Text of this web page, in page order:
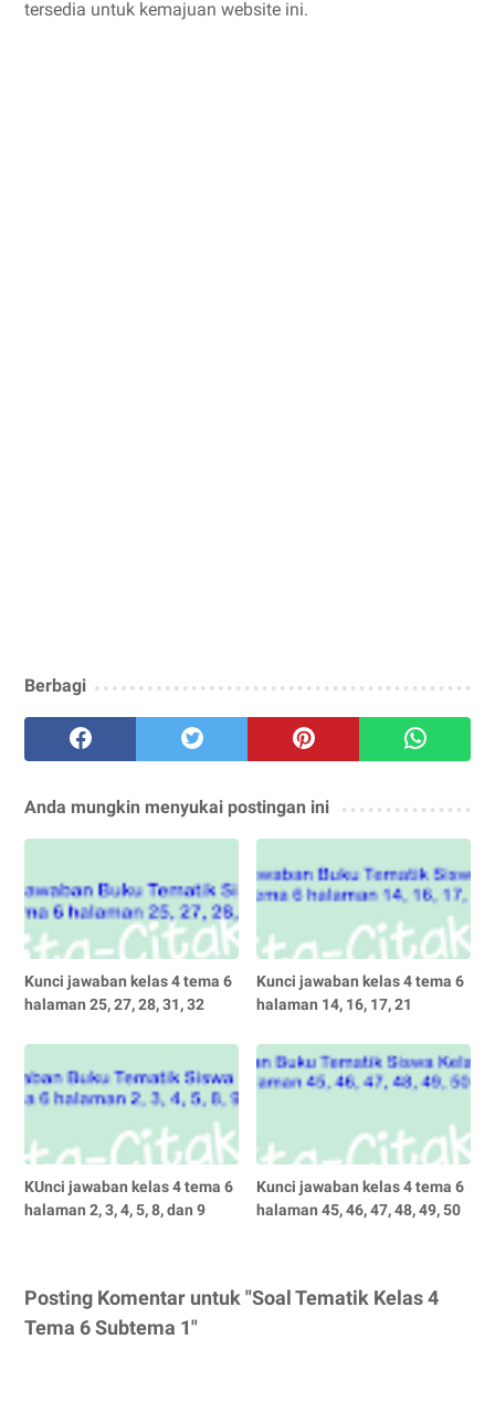
tersedia untuk kemajuan website ini.
Berbagi
Anda mungkin menyukai postingan ini
Kunci jawaban kelas 4 tema 6
halaman 25, 27, 28, 31, 32
Kunci jawaban kelas 4 tema 6
halaman 14, 16, 17, 21
KUnci jawaban kelas 4 tema 6
halaman 2, 3, 4, 5, 8, dan 9
Kunci jawaban kelas 4 tema 6
halaman 45, 46, 47, 48, 49, 50
Posting Komentar untuk "Soal Tematik Kelas 4
Tema 6 Subtema 1"